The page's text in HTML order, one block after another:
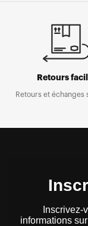
Retours
Retours et échanges
Inscrivez-
informations